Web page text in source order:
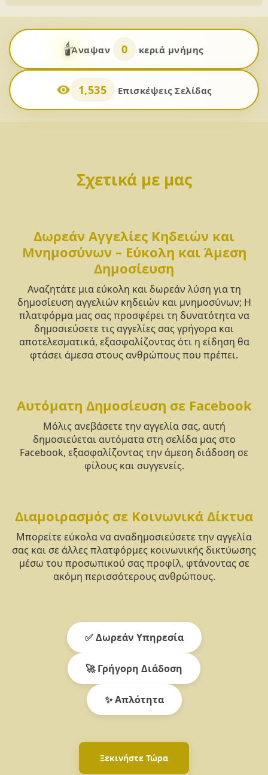
🕯️Άναψαν 0 κεριά μνήμης
1,535 Επισκέψεις Σελίδας
Σχετικά με μας
Δωρεάν Αγγελίες Κηδειών και
Μνημοσύνων – Εύκολη και Άμεση
Δημοσίευση
Αναζητάτε μια εύκολη και δωρεάν λύση για τη
δημοσίευση αγγελιών κηδειών και μνημοσύνων; Η
πλατφόρμα μας σας προσφέρει τη δυνατότητα να
δημοσιεύσετε τις αγγελίες σας γρήγορα και
αποτελεσματικά, εξασφαλίζοντας ότι η είδηση θα
φτάσει άμεσα στους ανθρώπους που πρέπει.
Αυτόματη Δημοσίευση σε Facebook
Μόλις ανεβάσετε την αγγελία σας, αυτή
δημοσιεύεται αυτόματα στη σελίδα μας στο
Facebook, εξασφαλίζοντας την άμεση διάδοση σε
φίλους και συγγενείς.
Διαμοιρασμός σε Κοινωνικά Δίκτυα
Μπορείτε εύκολα να αναδημοσιεύσετε την αγγελία
σας και σε άλλες πλατφόρμες κοινωνικής δικτύωσης
μέσω του προσωπικού σας προφίλ, φτάνοντας σε
ακόμη περισσότερους ανθρώπους.
✅ Δωρεάν Υπηρεσία
🚀 Γρήγορη Διάδοση
✨ Απλότητα
Ξεκινήστε Τώρα